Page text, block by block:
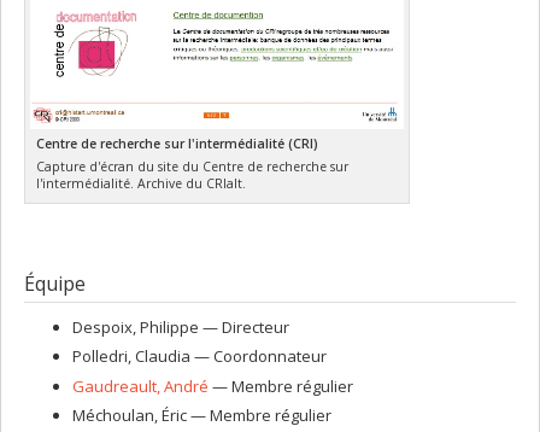
Centre de recherche sur l'intermédialité (CRI)
Capture d'écran du site du Centre de recherche sur
l'intermédialité. Archive du CRIalt.
Équipe
Despoix, Philippe — Directeur
Polledri, Claudia — Coordonnateur
Gaudreault, André — Membre régulier
Méchoulan, Éric— Membre régulier